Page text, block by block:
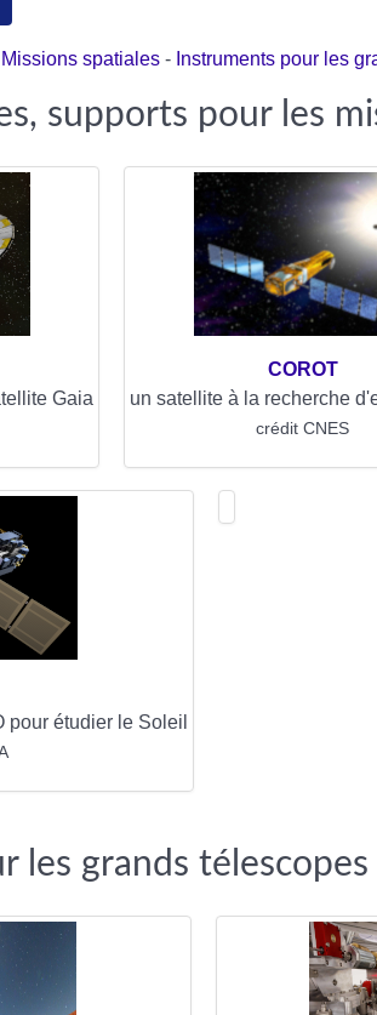
Missions spatiales - Instruments pour les
supports pour les
Gaia
COROT
un satellite à la recherche
crédit CNES
pour étudier le Soleil
les grands télescopes